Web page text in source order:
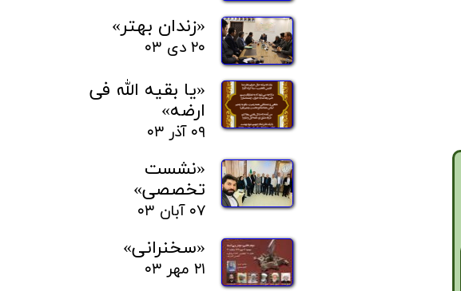
«زندان بهتر»
۲۰ دی ۰۳
«یا بقیه الله فی
ارضه»
۰۹ آذر ۰۳
«نشست
تخصصی»
۰۷ آبان ۰۳
«سخنرانی»
۲۱ مهر ۰۳